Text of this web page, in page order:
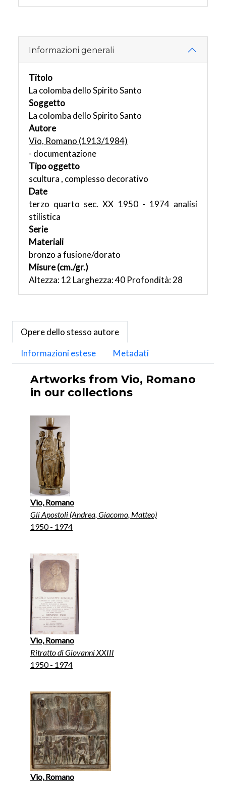
Informazioni generali
Titolo
La colomba dello Spirito Santo
Soggetto
La colomba dello Spirito Santo
Autore
Vio, Romano (1913/1984)
- documentazione
Tipo oggetto
scultura , complesso decorativo
Date
terzo quarto sec. XX 1950 - 1974 analisi
stilistica
Serie
Materiali
bronzo a fusione/dorato
Misure (cm./gr.)
Altezza: 12 Larghezza: 40 Profondità: 28
Opere dello stesso autore
Informazioni estese
Metadati
Artworks from Vio, Romano
in our collections
Vio, Romano
Gli Apostoli (Andrea, Giacomo, Matteo)
1950 - 1974
Vio, Romano
Ritratto di Giovanni XXIII
1950 - 1974
Vio, Romano